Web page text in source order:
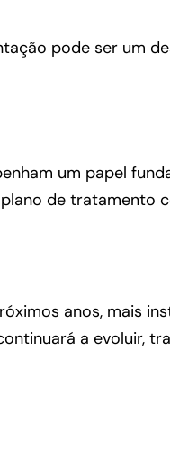
pode ser um
um papel
de tratamento
anos, mais
a evoluir,